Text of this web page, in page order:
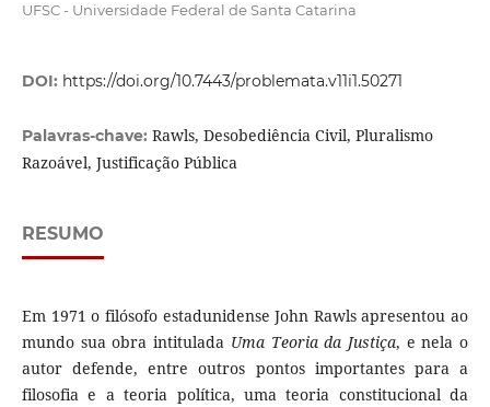
UFSC - Universidade Federal de Santa Catarina
DOI: https://doi.org/10.7443/problemata.v11i1.50271
Palavras-chave: Rawls, Desobediência Civil, Pluralismo
Razoável, Justificação Pública
RESUMO
Em 1971 o filósofo estadunidense John Rawls apresentou ao
mundo sua obra intitulada Uma Teoria da Justiça, e nela o
autor defende, entre outros pontos importantes para a
filosofia e a teoria política, uma teoria constitucional da